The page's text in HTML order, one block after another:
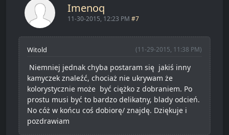
Imenoq
11-30-2015, 12:23 PM #7
(11-29-2015, 11:38 PM)
Witold
Niemniej jednak chyba postaram się jakiś inny
kamyczek znaleźć, chociaż nie ukrywam że
kolorystycznie może być ciężko z dobraniem. Po
prostu musi być to bardzo delikatny, blady odcień.
No cóż w końcu coś dobiorę/ znajdę. Dziękuje i
pozdrawiam